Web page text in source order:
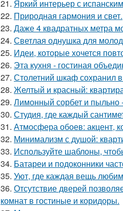
21. Яркий интерьер с
22. Природная гармония и свет.
23. Даже 4 квадратных метра
24. Светлая однушка для
25. Идеи, которые хочется
26. Эта кухня - гостиная
27. Столетний шкаф сохранил
28. Желтый и красный:
29. Лимонный сорбет и пыльно
30. Студия, где каждый
31. Атмосфера обоев: акцент,
32. Минимализм с душой:
33. Используйте шаблоны,
34. Батареи и подоконники
35. Уют, где каждая вещь
36. Отсутствие дверей
комнат в гостиные и коридоры.